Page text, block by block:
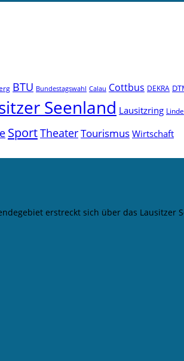
BTU Bundestagswahl Calau Cottbus DEKRA
Seenland Lausitzring
SportTheaterTourismus Wirtschaft
erstreckt sich über das Lausitzer